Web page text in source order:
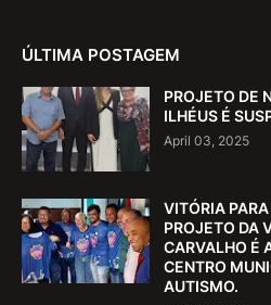
ÚLTIMA POSTAGEM
PROJETO DE
ILHÉUS É
April 03, 2025
VITÓRIA
PROJETO DA
CARVALHO É
CENTRO
AUTISMO.